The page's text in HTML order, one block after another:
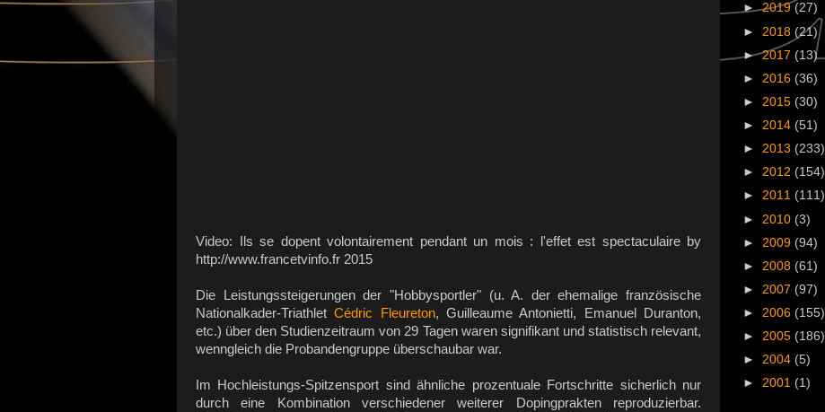
Video: Ils se dopent volontairement pendant un mois : l'effet est spectaculaire by
http://www.francetvinfo.fr 2015
Die Leistungssteigerungen der "Hobbysportler" (u. A. der ehemalige französische
Nationalkader-TriathletCédric Fleureton, Guilleaume Antonietti, Emanuel Duranton,
etc.) über den Studienzeitraum von 29 Tagen waren signifikant und statistisch relevant,
wenngleich die Probandengruppe überschaubar war.
Im Hochleistungs-Spitzensport sind ähnliche prozentuale Fortschritte sicherlich nur
durch eine Kombination verschiedener weiterer Dopingprakten reproduzierbar.
►2019 (27)
► 2018 (21)
►2017 (13)
► 2016 (36)
► 2015 (30)
► 2014 (51)
► 2013 (233)
► 2012 (154)
► 2011 (111)
► 2010 (3)
► 2009 (94)
► 2008 (61)
► 2007 (97)
► 2006 (155)
► 2005 (186)
► 2004 (5)
► 2001 (1)